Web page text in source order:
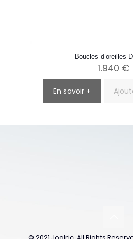
Boucles d’oreilles
1.940 €
En savoir +